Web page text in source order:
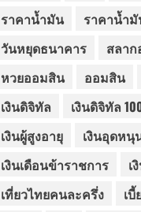
ราคาน้ำมัน
ราคาน้ำ
วันหยุดธนาคาร
สลา
หวยออมสิน
ออมสิน
เงินดิจิทัล
เงินดิจิทัล
เงินผู้สูงอายุ
เงินอุดหนุ
เงินเดือนข้าราชการ
เ
เที่ยวไทยคนละครึ่ง
เ